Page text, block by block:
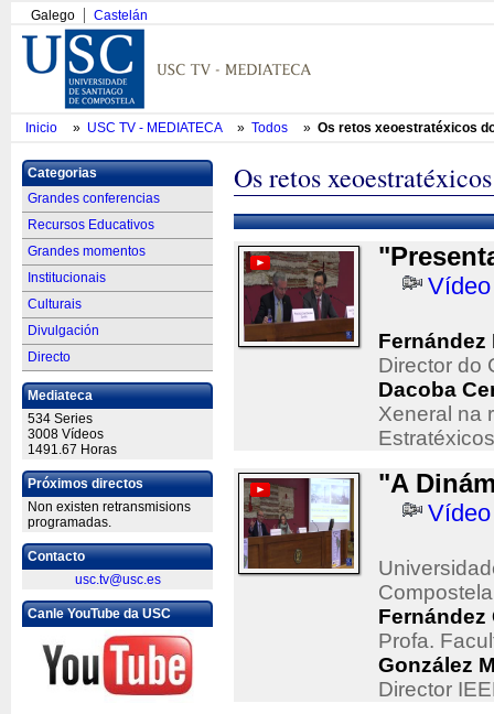
Galego Castelán
Inicio » USC TV - MEDIATECA » Todos » Os retos xeoestratéxicos
Categorias
Grandes conferencias
Recursos Educativos
Grandes momentos
Institucionais
Culturais
Divulgación
Directo
Mediateca
534 Series
3008 Vídeos
1491.67 Horas
Próximos directos
Non existen retransmisions
programadas.
Contacto
usc.tv@usc.es
Canle YouTube da USC
Os retos
Vídeo
Director do
Dacoba
Xeneral na
Estratéxicos
"A
Vídeo
Compostela
Fernández
Profa.
González
Director